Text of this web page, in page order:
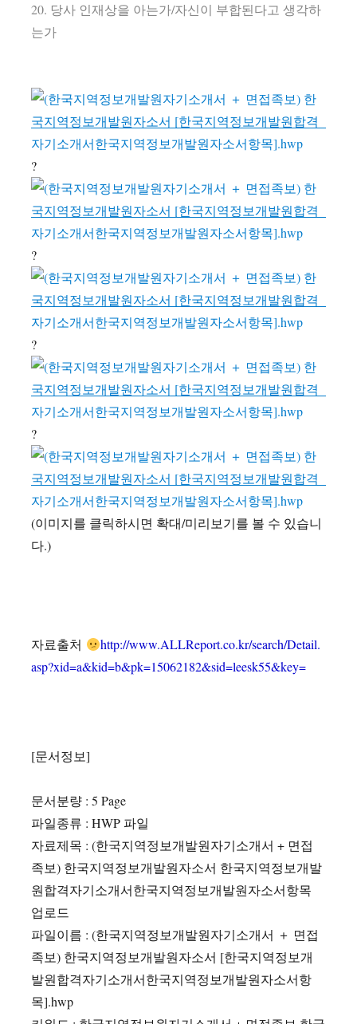
20. 당사 인재상을 아는가/자신이 부합된다고 생각하
는가
?
?
?
?
(이미지를 클릭하시면 확대/미리보기를 볼 수 있습니
다.)
자료출처
http://www.ALLReport.co.kr/search/Detail.
asp?xid=a&kid=b&pk=15062182&sid=leesk55&key=
[문서정보]
문서분량 : 5 Page
파일종류 : HWP 파일
자료제목 : (한국지역정보개발원자기소개서 + 면접
족보) 한국지역정보개발원자소서 한국지역정보개발
원합격자기소개서한국지역정보개발원자소서항목
업로드
파일이름 : (한국지역정보개발원자기소개서 ＋ 면접
족보) 한국지역정보개발원자소서 [한국지역정보개
발원합격자기소개서한국지역정보개발원자소서항
목].hwp